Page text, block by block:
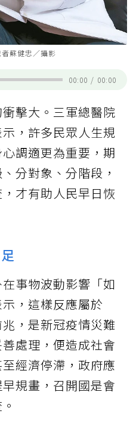
蘇健忠／攝影
00:00 / 00:00
擊大。三軍總醫院
，許多民眾人生規
調適更為重要，期
分對象、分階段，
才有助人民早日恢
事物波動影響「如
，這樣反應屬於
，是新冠疫情災難
處理，便造成社會
經濟停滯，政府應
規畫，召開國是會